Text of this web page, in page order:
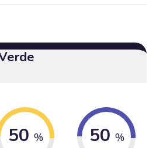
50 % 50 %